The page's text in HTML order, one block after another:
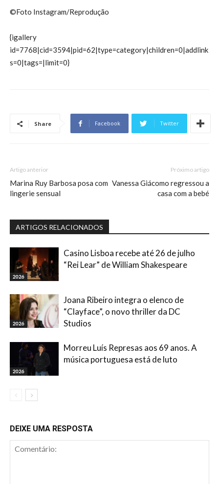
©Foto Instagram/Reprodução
{igallery
id=7768|cid=3594|pid=62|type=category|children=0|addlink
s=0|tags=|limit=0}
Share Facebook Twitter
Artigo anterior
Marina Ruy Barbosa posa com
lingerie sensual
Próximo artigo
Vanessa Giácomo regressou a
casa com a bebé
ARTIGOS RELACIONADOS
2026
Casino Lisboa recebe até 26 de julho
“Rei Lear” de William Shakespeare
2026
Joana Ribeiro integra o elenco de
“Clayface”, o novo thriller da DC
Studios
2026
Morreu Luís Represas aos 69 anos. A
música portuguesa está de luto
DEIXE UMA RESPOSTA